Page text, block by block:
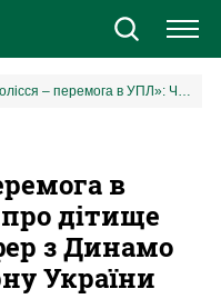
«Мета Полісся – перемога в УПЛ»: Чоботенко – про дітище Буткевича, трансфер з Динамо до Шахтаря та збірну України
в
дітище
з Динамо
України